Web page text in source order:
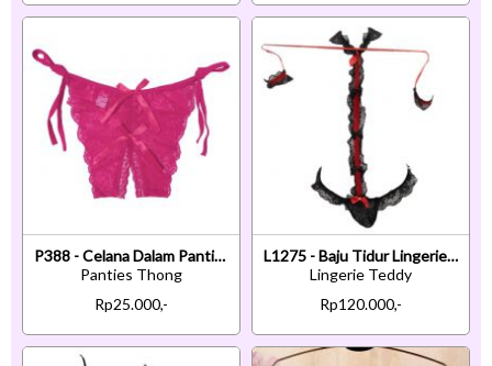
P388 - Celana Dalam Panties Thong Magenta Transparan Ikat Samping Crotchless
Panties Thong
Rp25.000,-
L1275 - Baju Tidur Lingerie Teddy Bodysuit Dress Halter Hitam Transparan Open Cup Gelang Wristband
Lingerie Teddy
Rp120.000,-